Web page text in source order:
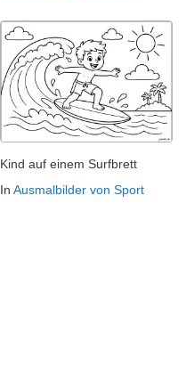
Kind auf einem Surfbrett
In Ausmalbilder von Sport